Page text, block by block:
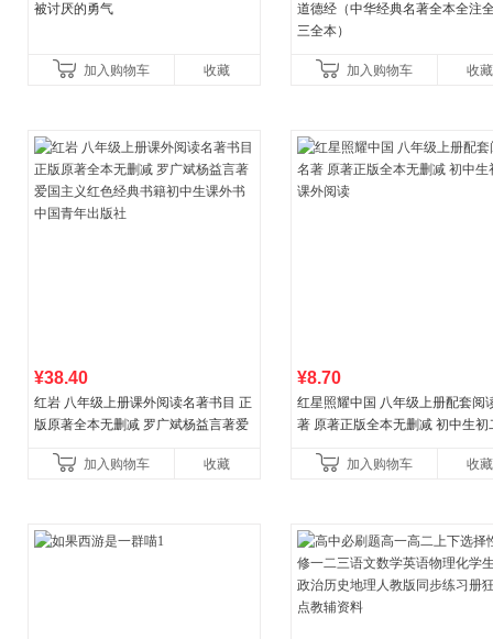
被讨厌的勇气
加入购物车 收藏
道德经（中华经典名著全本全注
三全本）
加入购物车 收藏
¥38.40
红岩 八年级上册课外阅读名著书目 正
版原著全本无删减 罗广斌杨益言著爱
国青年出版社加入购物车 收藏
¥8.70
红星照耀中国 八年级上册配套阅
著 原著正版全本无删减 初中生初
加入购物车
收藏